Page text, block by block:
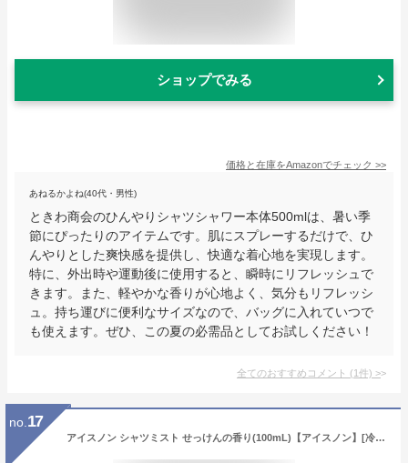
ショップでみる
価格と在庫をAmazonでチェック >>
あねるかよね(40代・男性)
ときわ商会のひんやりシャツシャワー本体500mlは、暑い季
節にぴったりのアイテムです。肌にスプレーするだけで、ひ
んやりとした爽快感を提供し、快適な着心地を実現します。
特に、外出時や運動後に使用すると、瞬時にリフレッシュで
きます。また、軽やかな香りが心地よく、気分もリフレッシ
ュ。持ち運びに便利なサイズなので、バッグに入れていつで
も使えます。ぜひ、この夏の必需品としてお試しください！
全てのおすすめコメント (1件) >
no. 17
アイスノン シャツミスト せっけんの香り(100mL)【アイスノン】[冷却スプレー 冷感 クール ひんやり 暑さ対策グッズ]